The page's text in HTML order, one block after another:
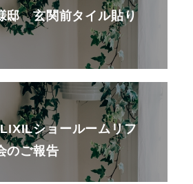
邸 玄関前タイル貼り
ショールームリフ
のご報告